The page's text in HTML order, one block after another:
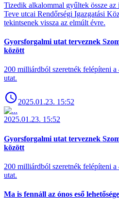
Tizedik alkalommal gyűltek össze az
Teve utcai Rendőrségi Igazgatási
tekintsenek vissza az elmúlt évre.
Gyorsforgalmi utat terveznek
között
200 milliárdból szeretnék felépíteni
utat.
2025.01.23. 15:52
2025.01.23. 15:52
Gyorsforgalmi utat terveznek
között
200 milliárdból szeretnék felépíteni
utat.
Ma is fennáll az ónos eső lehetősége